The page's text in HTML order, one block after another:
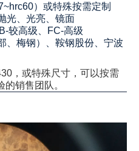
）或特殊按需定制
光、光亮、镜面
较高级、FC-高级
、梅钢）、鞍钢股份、宁波
30 ，或特殊尺寸，可以按需
的销售团队。